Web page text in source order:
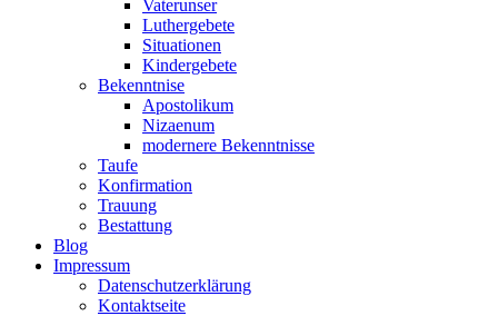
Vaterunser
Luthergebete
Situationen
Kindergebete
Bekenntnise
Apostolikum
Nizaenum
modernere Bekenntnisse
Taufe
Konfirmation
Trauung
Bestattung
Blog
Impressum
Datenschutzerklärung
Kontaktseite